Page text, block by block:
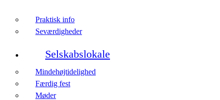
Praktisk info
Seværdigheder
Selskabslokale
Mindehøjtidelighed
Færdig fest
Møder